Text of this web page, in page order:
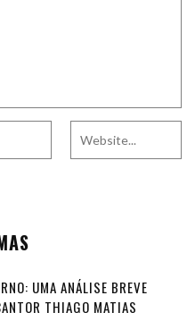
UMA ANÁLISE BREVE
THIAGO MATIAS